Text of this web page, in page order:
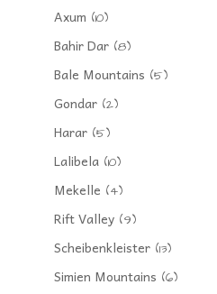
Axum (10)
Bahir Dar(8)
Bale Mountains (5)
Gondar(2)
Harar(5)
Lalibela(10)
Mekelle (4)
Rift Valley(9)
Scheibenkleister(13)
Simien Mountains (6)